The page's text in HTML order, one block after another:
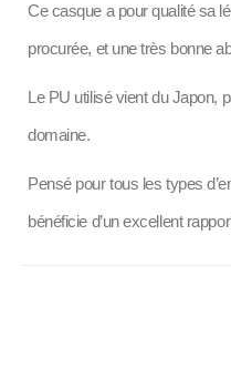
Ce casque a pour qualité sa
procurée, et une très bonne
Le PU utilisé vient du Japon,
domaine.
Pensé pour tous les types
bénéficie d’un excellent